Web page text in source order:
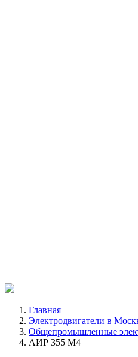
Главная
Электродвигатели в
Общепромышленные
АИР 355 M4